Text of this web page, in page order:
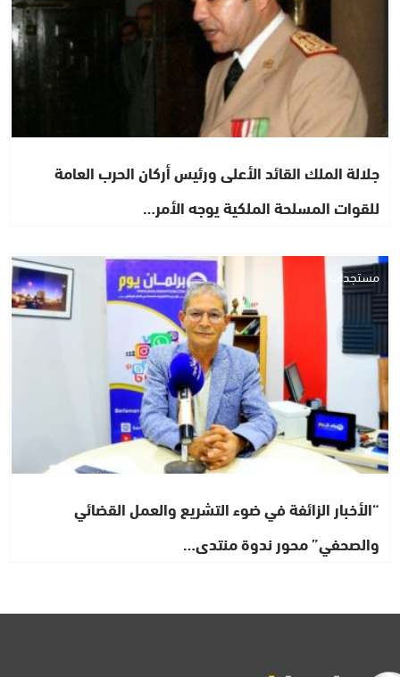
جلالة الملك القائد الأعلى ورئيس أركان الحرب العامة
للقوات المسلحة الملكية يوجه الأمر…
مستجدات
“الأخبار الزائفة في ضوء التشريع والعمل القضائي
والصحفي” محور ندوة منتدى…